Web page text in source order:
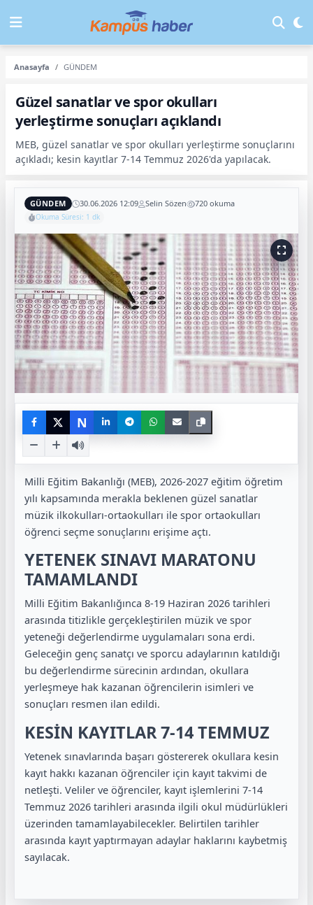
Anasayfa GÜNDEM
Güzel sanatlar ve spor okulları
yerleştirme sonuçları açıklandı
MEB, güzel sanatlar ve spor okulları yerleştirme sonuçlarını
açıkladı; kesin kayıtlar 7-14 Temmuz 2026'da yapılacak.
GÜNDEM 30.06.2026 12:09 Selin Sözen 720 okuma
Okuma Süresi: 1 dk
N
Milli Eğitim Bakanlığı (MEB), 2026-2027 eğitim öğretim
yılı kapsamında merakla beklenen güzel sanatlar
müzik ilkokulları-ortaokulları ile spor ortaokulları
öğrenci seçme sonuçlarını erişime açtı.
YETENEK SINAVI MARATONU
TAMAMLANDI
Milli Eğitim Bakanlığınca 8-19 Haziran 2026 tarihleri
arasında titizlikle gerçekleştirilen müzik ve spor
yeteneği değerlendirme uygulamaları sona erdi.
Geleceğin genç sanatçı ve sporcu adaylarının katıldığı
bu değerlendirme sürecinin ardından, okullara
yerleşmeye hak kazanan öğrencilerin isimleri ve
sonuçları resmen ilan edildi.
KESİN KAYITLAR 7-14 TEMMUZ
Yetenek sınavlarında başarı göstererek okullara kesin
kayıt hakkı kazanan öğrenciler için kayıt takvimi de
netleşti. Veliler ve öğrenciler, kayıt işlemlerini 7-14
Temmuz 2026 tarihleri arasında ilgili okul müdürlükleri
üzerinden tamamlayabilecekler. Belirtilen tarihler
arasında kayıt yaptırmayan adaylar haklarını kaybetmiş
sayılacak.